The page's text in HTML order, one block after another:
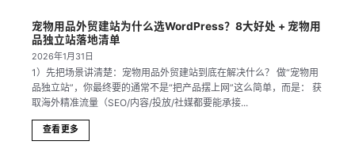
宠物用品外贸建站为什么选WordPress？8大好处 + 宠物用
品独立站落地清单
2026年1月31日
1）先把场景讲清楚：宠物用品外贸建站到底在解决什么？ 做“宠物用
品独立站”，你最终要的通常不是“把产品摆上网”这么简单，而是： 获
取海外精准流量（SEO/内容/投放/社媒都要能承接...
查看更多